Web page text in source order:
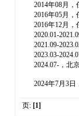
2014年08月，任
2016年05月，任
2016年12月，
2020.01-2021.09
2021.09-
2023.03-
2024.07-，北京
2024年7月3日，
页: [1]